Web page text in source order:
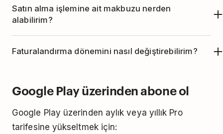
Satın alma işlemine ait makbuzu nerden
alabilirim?
satın alımları için bir makbuz indir.
Faturalandırma dönemini nasıl değiştirebilirim?
değiştirmek için lütfenApple'ın talimatlarınıizle.
Google Play üzerinden abone ol
Google Play üzerinden aylık veya yıllık Pro
tarifesine yükseltmek için: